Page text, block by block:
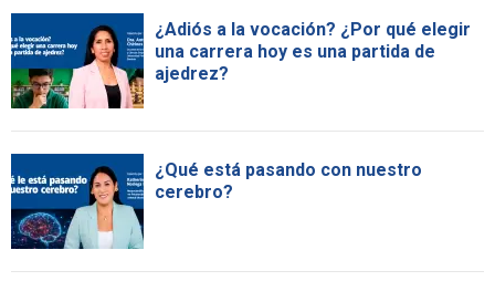
¿Adiós a la vocación? ¿Por qué elegir
una carrera hoy es una partida de
ajedrez?
¿Qué está pasando con nuestro
cerebro?